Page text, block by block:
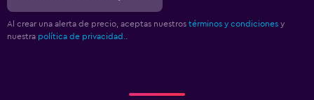
Al crear una alerta de precio, aceptas nuestros términos y condiciones y
nuestra política de privacidad.